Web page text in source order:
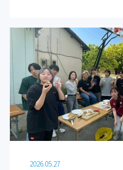
2026.05.27